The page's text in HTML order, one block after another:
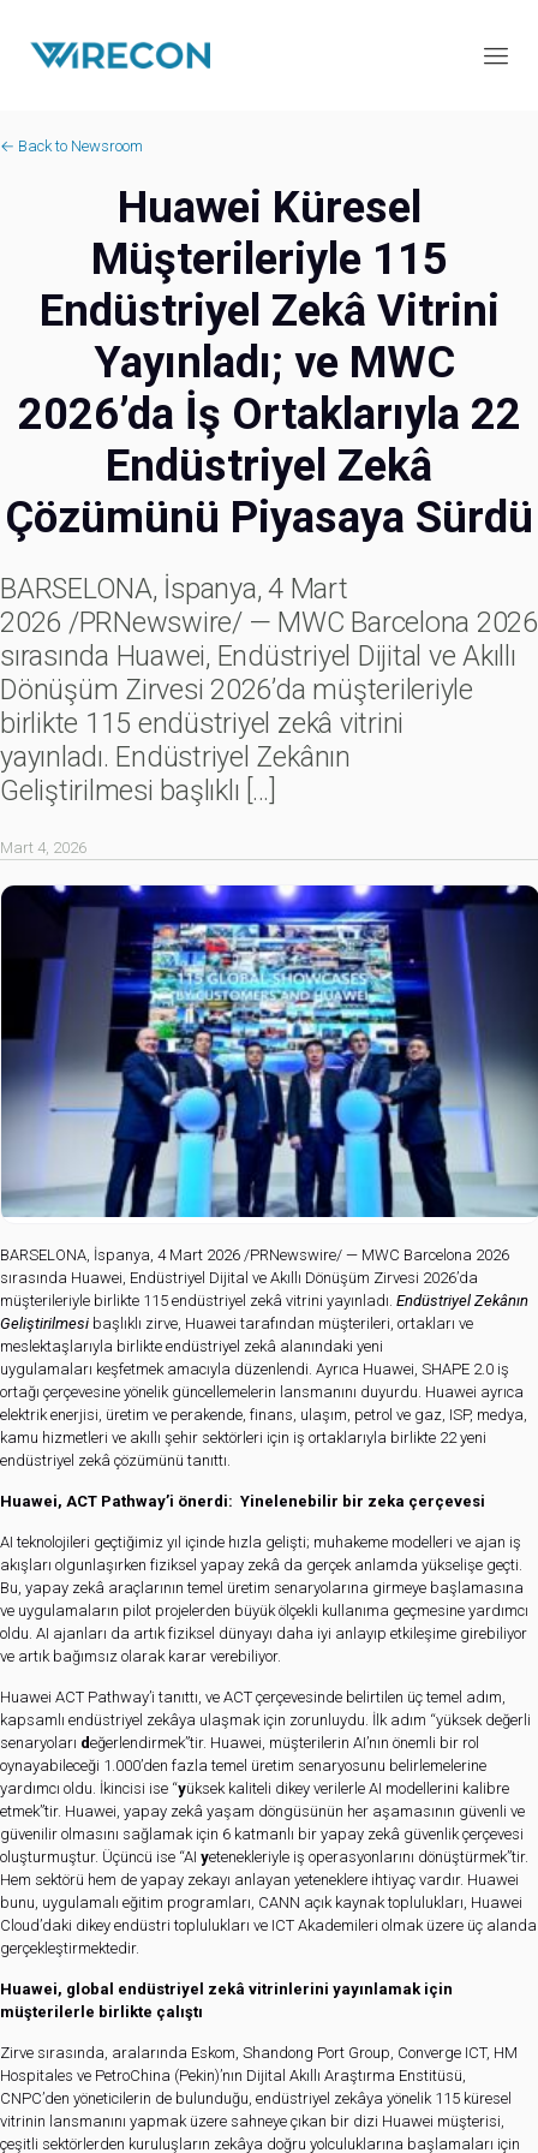
← Back to Newsroom
Huawei Küresel
Müşterileriyle 115
Endüstriyel Zekâ Vitrini
Yayınladı; ve MWC
2026’da İş Ortaklarıyla 22
Endüstriyel Zekâ
Çözümünü Piyasaya Sürdü
BARSELONA, İspanya, 4 Mart
2026 /PRNewswire/ — MWC Barcelona 2026
sırasında Huawei, Endüstriyel Dijital ve Akıllı
Dönüşüm Zirvesi 2026’da müşterileriyle
birlikte 115 endüstriyel zekâ vitrini
yayınladı. Endüstriyel Zekânın
Geliştirilmesi başlıklı […]
Mart 4, 2026
BARSELONA, İspanya, 4 Mart 2026 /PRNewswire/ — MWC Barcelona 2026
sırasında Huawei, Endüstriyel Dijital ve Akıllı Dönüşüm Zirvesi 2026’da
müşterileriyle birlikte 115 endüstriyel zekâ vitrini yayınladı. Endüstriyel Zekânın
Geliştirilmesi başlıklı zirve, Huawei tarafından müşterileri, ortakları ve
meslektaşlarıyla birlikte endüstriyel zekâ alanındaki yeni
uygulamaları keşfetmek amacıyla düzenlendi. Ayrıca Huawei, SHAPE 2.0 iş
ortağı çerçevesine yönelik güncellemelerin lansmanını duyurdu. Huawei ayrıca
elektrik enerjisi, üretim ve perakende, finans, ulaşım, petrol ve gaz, ISP, medya,
kamu hizmetleri ve akıllı şehir sektörleri için iş ortaklarıyla birlikte 22 yeni
endüstriyel zekâ çözümünü tanıttı.
Huawei, ACT Pathway’i önerdi: Yinelenebilir bir zeka çerçevesi
AI teknolojileri geçtiğimiz yıl içinde hızla gelişti; muhakeme modelleri ve ajan iş
akışları olgunlaşırken fiziksel yapay zekâ da gerçek anlamda yükselişe geçti.
Bu, yapay zekâ araçlarının temel üretim senaryolarına girmeye başlamasına
ve uygulamaların pilot projelerden büyük ölçekli kullanıma geçmesine yardımcı
oldu. AI ajanları da artık fiziksel dünyayı daha iyi anlayıp etkileşime girebiliyor
ve artık bağımsız olarak karar verebiliyor.
Huawei ACT Pathway’i tanıttı, ve ACT çerçevesinde belirtilen üç temel adım,
kapsamlı endüstriyel zekâya ulaşmak için zorunluydu. İlk adım “yüksek değerli
senaryoları değerlendirmek”tir. Huawei, müşterilerin AI’nın önemli bir rol
oynayabileceği 1.000’den fazla temel üretim senaryosunu belirlemelerine
yardımcı oldu. İkincisi ise “yüksek kaliteli dikey verilerle AI modellerini kalibre
etmek”tir. Huawei, yapay zekâ yaşam döngüsünün her aşamasının güvenli ve
güvenilir olmasını sağlamak için 6 katmanlı bir yapay zekâ güvenlik çerçevesi
oluşturmuştur. Üçüncü ise “AI yetenekleriyle iş operasyonlarını dönüştürmek”tir.
Hem sektörü hem de yapay zekayı anlayan yeteneklere ihtiyaç vardır. Huawei
bunu, uygulamalı eğitim programları, CANN açık kaynak toplulukları, Huawei
Cloud’daki dikey endüstri toplulukları ve ICT Akademileri olmak üzere üç alanda
gerçekleştirmektedir.
Huawei, global endüstriyel zekâ vitrinlerini yayınlamak için
müşterilerle birlikte çalıştı
Zirve sırasında, aralarında Eskom, Shandong Port Group, Converge ICT, HM
Hospitales ve PetroChina (Pekin)’nın Dijital Akıllı Araştırma Enstitüsü,
CNPC’den yöneticilerin de bulunduğu, endüstriyel zekâya yönelik 115 küresel
vitrinin lansmanını yapmak üzere sahneye çıkan bir dizi Huawei müşterisi,
çeşitli sektörlerden kuruluşların zekâya doğru yolculuklarına başlamaları için